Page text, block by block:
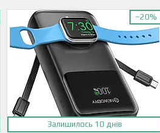
–20%
Залишилось 10 днів